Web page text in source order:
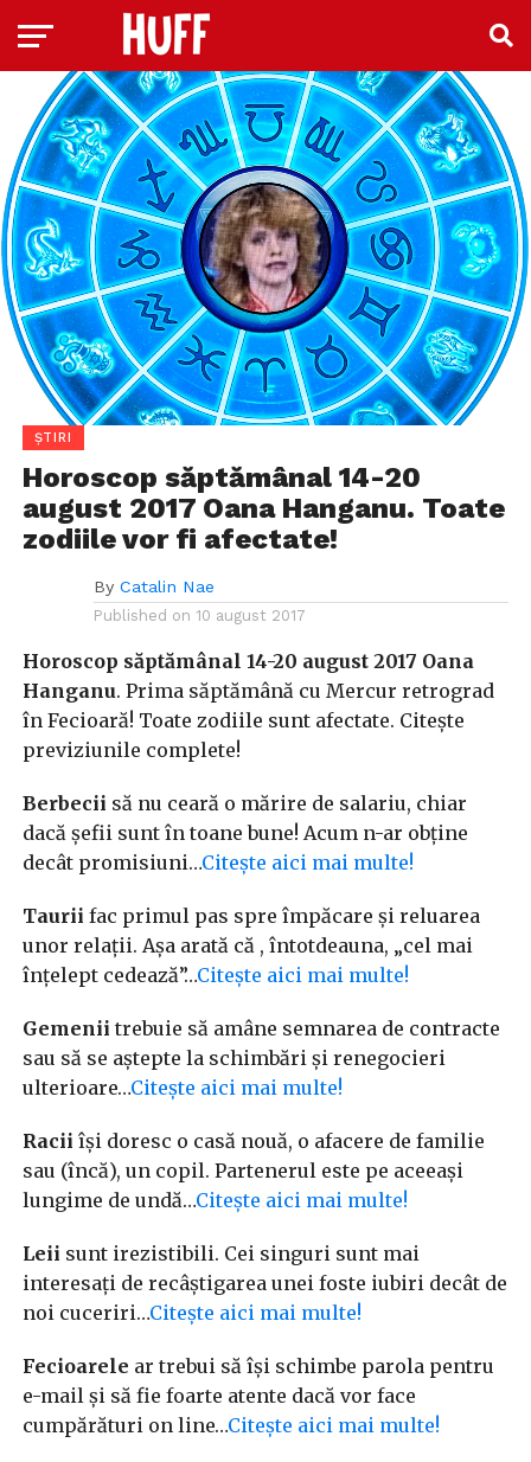
ȘTIRI
Horoscop săptămânal 14-20
august 2017 Oana Hanganu. Toate
zodiile vor fi afectate!
By Catalin Nae
Published on 10 august 2017
Horoscop săptămânal 14-20 august 2017 Oana
Hanganu. Prima săptămână cu Mercur retrograd
în Fecioară! Toate zodiile sunt afectate. Citește
previziunile complete!
Berbecii să nu ceară o mărire de salariu, chiar
dacă șefii sunt în toane bune! Acum n-ar obține
decât promisiuni…Citește aici mai multe!
Taurii fac primul pas spre împăcare și reluarea
unor relații. Așa arată că , întotdeauna, „cel mai
înțelept cedează”…Citește aici mai multe!
Gemenii trebuie să amâne semnarea de contracte
sau să se aștepte la schimbări și renegocieri
ulterioare…Citește aici mai multe!
Racii își doresc o casă nouă, o afacere de familie
sau (încă), un copil. Partenerul este pe aceeași
lungime de undă…Citește aici mai multe!
Leii sunt irezistibili. Cei singuri sunt mai
interesați de recâștigarea unei foste iubiri decât de
noi cuceriri…Citește aici mai multe!
Fecioarele ar trebui să își schimbe parola pentru
e-mail și să fie foarte atente dacă vor face
cumpărături on line…Citește aici mai multe!